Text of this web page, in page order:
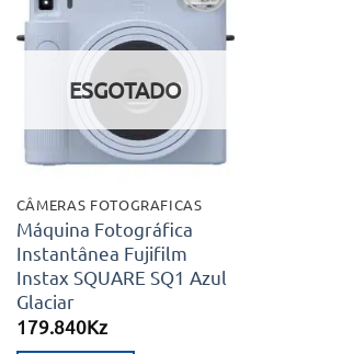
Adicionar
aos meus
desejos
ESGOTADO
CÂMERAS FOTOGRAFICAS
Máquina Fotográfica
Instantânea Fujifilm
Instax SQUARE SQ1 Azul
Glaciar
179.840Kz